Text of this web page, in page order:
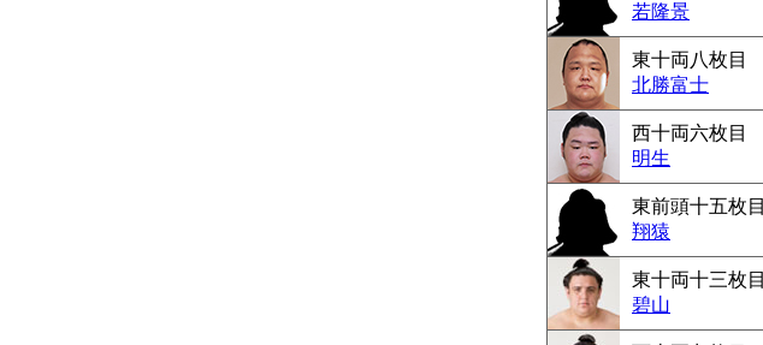
若隆景
東十両八枚目
北勝富士
西十両六枚目
明生
東前頭十五枚目
翔猿
東十両十三枚目
碧山